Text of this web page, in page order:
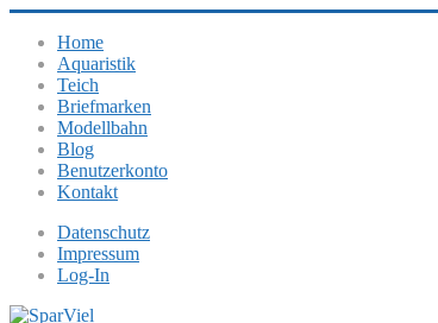
Home
Aquaristik
Teich
Briefmarken
Modellbahn
Blog
Benutzerkonto
Kontakt
Datenschutz
Impressum
Log-In